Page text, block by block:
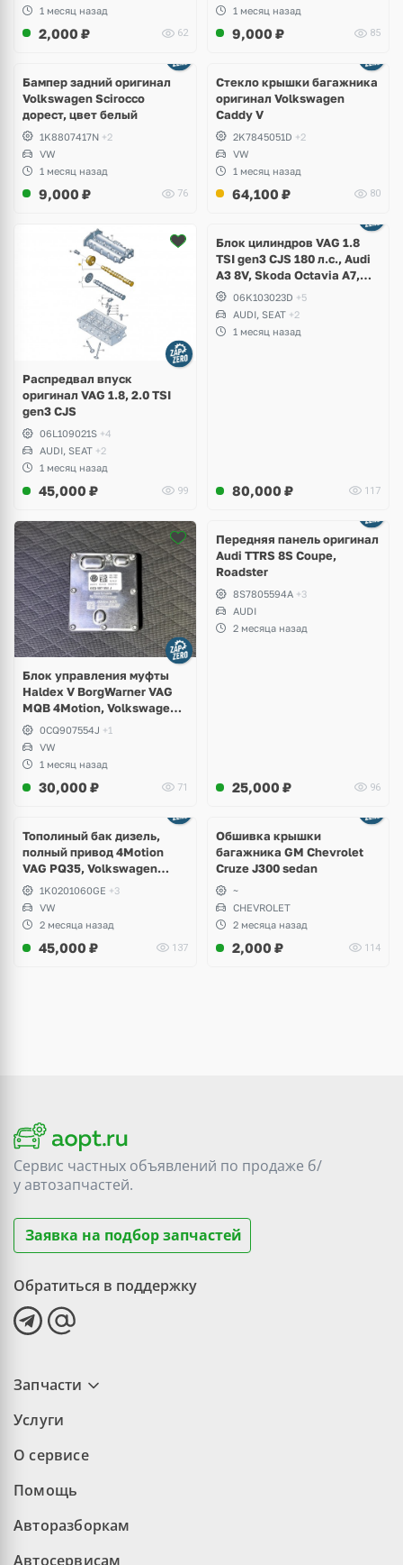
1 месяц назад
2,000 ₽ 62
1 месяц назад
9,000 ₽ 85
Бампер задний оригинал
Volkswagen Scirocco
дорест, цвет белый
1K8807417N +2
VW
1 месяц назад
9,000 ₽ 76
Стекло крышки багажника
оригинал Volkswagen
Caddy V
2K7845051D +2
VW
1 месяц назад
64,100 ₽ 80
Распредвал впуск
оригинал VAG 1.8, 2.0 TSI
gen3 CJS
06L109021S +4
AUDI, SEAT +2
1 месяц назад
45,000 ₽ 99
2 фото
Блок цилиндров VAG 1.8
TSI gen3 CJS 180 л.с., Audi
A3 8V, Skoda Octavia A7,
Superb, Volkswagen Passat
B8, Golf VII Alltrack, Seat
Leon
06K103023D +5
AUDI, SEAT +2
1 месяц назад
80,000 ₽ 117
Блок управления муфты
Haldex V BorgWarner VAG
MQB 4Motion, Volkswagen
Tiguan
0CQ907554J +1
VW
1 месяц назад
30,000 ₽ 71
2 фото
Передняя панель оригинал
Audi TTRS 8S Coupe,
Roadster
8S7805594A +3
AUDI
2 месяца назад
25,000 ₽ 96
Тополиный бак дизель,
полный привод 4Motion
VAG PQ35, Volkswagen
Scirocco, Golf V, VI, Skoda
Yeti, Octavia A5, Superb,
Audi A3, Seat Altea
1K0201060GE +3
VW
2 месяца назад
45,000 ₽ 137
Обшивка крышки
багажника GM Chevrolet
Cruze J300 sedan
~
CHEVROLET
2 месяца назад
2,000 ₽ 114
Сервис частных объявлений по продаже б/
уавтозапчастей.
Заявка на подбор запчастей
Обратиться в поддержку
Запчасти
Услуги
О сервисе
Помощь
Авторазборкам
Автосервисам